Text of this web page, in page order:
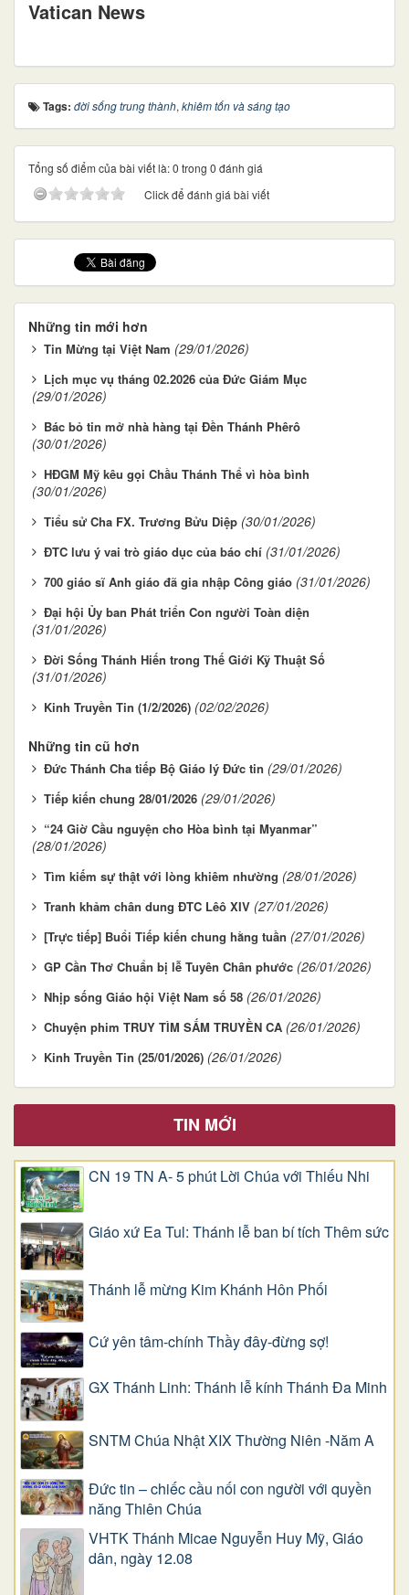
Vatican News
Tags: đời sống trung thành, khiêm tốn và sáng tạo
Tổng số điểm của bài viết là: 0 trong 0 đánh giá
Click để đánh giá bài viết
Những tin mới hơn
Tin Mừng tại Việt Nam (29/01/2026)
Lịch mục vụ tháng 02.2026 của Đức Giám Mục
(29/01/2026)
Bác bỏ tin mở nhà hàng tại Đền Thánh Phêrô
(30/01/2026)
HĐGM Mỹ kêu gọi Chầu Thánh Thể vì hòa bình
(30/01/2026)
Tiểu sử Cha FX. Trương Bửu Diệp (30/01/2026)
ĐTC lưu ý vai trò giáo dục của báo chí (31/01/2026)
700 giáo sĩ Anh giáo đã gia nhập Công giáo (31/01/2026)
Đại hội Ủy ban Phát triển Con người Toàn diện
(31/01/2026)
Đời Sống Thánh Hiến trong Thế Giới Kỹ Thuật Số
(31/01/2026)
Kinh Truyền Tin (1/2/2026) (02/02/2026)
Những tin cũ hơn
Đức Thánh Cha tiếp Bộ Giáo lý Đức tin (29/01/2026)
Tiếp kiến chung 28/01/2026 (29/01/2026)
“24 Giờ Cầu nguyện cho Hòa bình tại Myanmar”
(28/01/2026)
Tìm kiếm sự thật với lòng khiêm nhường (28/01/2026)
Tranh khảm chân dung ĐTC Lêô XIV (27/01/2026)
[Trực tiếp] Buổi Tiếp kiến chung hằng tuần (27/01/2026)
GP Cần Thơ Chuẩn bị lễ Tuyên Chân phước (26/01/2026)
Nhịp sống Giáo hội Việt Nam số 58 (26/01/2026)
Chuyện phim TRUY TÌM SẤM TRUYỀN CA (26/01/2026)
Kinh Truyền Tin (25/01/2026) (26/01/2026)
TIN MỚI
CN 19 TN A- 5 phút Lời Chúa với Thiếu Nhi
Giáo xứ Ea Tul: Thánh lễ ban bí tích Thêm sức
Thánh lễ mừng Kim Khánh Hôn Phối
Cứ yên tâm-chính Thầy đây-đừng sợ!
GX Thánh Linh: Thánh lễ kính Thánh Đa Minh
SNTM Chúa Nhật XIX Thường Niên -Năm A
Đức tin – chiếc cầu nối con người với quyền
năng Thiên Chúa
VHTK Thánh Micae Nguyễn Huy Mỹ, Giáo
dân, ngày 12.08